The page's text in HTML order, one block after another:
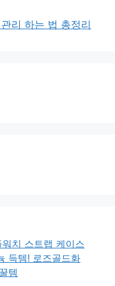
리 하는 법 총정리
치 스트랩 케이스
득템! 로즈골드화
템